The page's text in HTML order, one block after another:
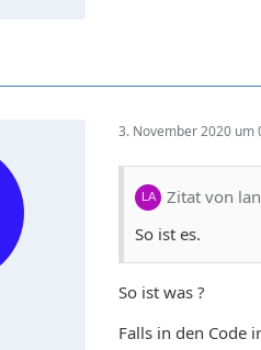
3. November 2020 um
Zitat von
So ist es.
So ist was ?
Falls in den Code